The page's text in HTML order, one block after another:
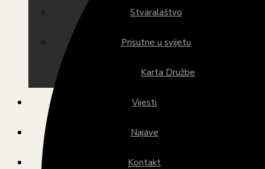
Stvaralaštvo
Prisutne u svijetu
Karta Družbe
Vijesti
Najave
Kontakt